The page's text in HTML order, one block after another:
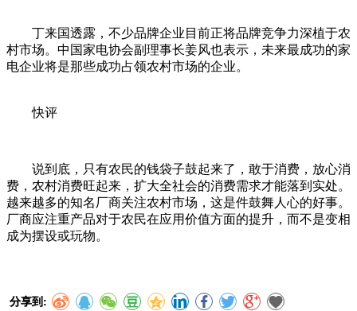
丁来国透露，不少品牌企业目前正将品牌竞争力深植于农
村市场。中国家电协会副理事长姜风也表示，未来最成功的家
电企业将是那些成功占领农村市场的企业。
快评
说到底，只有农民的钱袋子鼓起来了，敢于消费，放心消
费，农村消费旺起来，扩大全社会的消费需求才能落到实处。
越来越多的知名厂商关注农村市场，这是件鼓舞人心的好事。
厂商应注重产品对于农民在应用价值方面的提升，而不是变相
成为摆设或玩物。
分享到: